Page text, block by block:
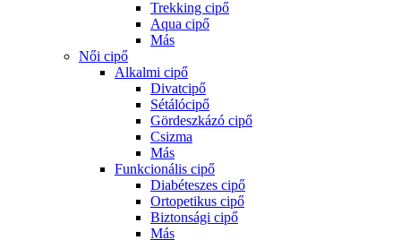
Trekking cipő
Aqua cipő
Más
Női cipő
Alkalmi cipő
Divatcipő
Sétálócipő
Gördeszkázó cipő
Csizma
Más
Funkcionális cipő
Diabéteszes cipő
Ortopetikus cipő
Biztonsági cipő
Más